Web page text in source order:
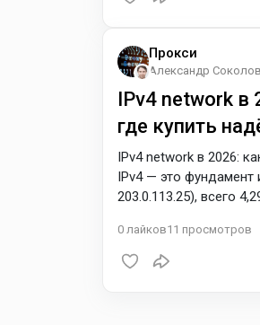
Прокси
Александр
IPv4 network в
где купить
IPv4 network в 2026:
IPv4 — это фундамент
203.0.113.25), всего
сетях. Если вы
достигаются именно
0 лайков11 просмотров